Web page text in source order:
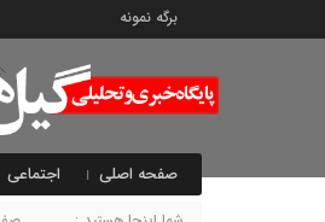
برگه نمونه
صفحه اصلی اجتماعی